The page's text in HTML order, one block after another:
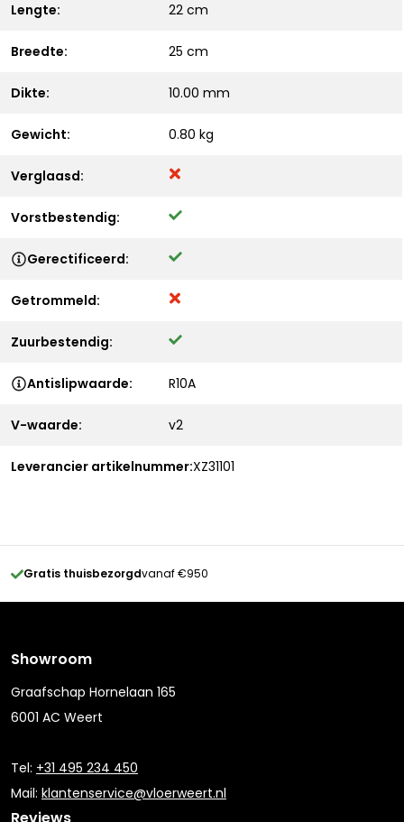
Lengte: 22 cm
Breedte: 25 cm
Dikte: 10.00 mm
Gewicht: 0.80 kg
Verglaasd:
Vorstbestendig:
Gerectificeerd:
Getrommeld:
Zuurbestendig:
Antislipwaarde: R10A
V-waarde: v2
Leverancier artikelnummer:XZ31101
Gratis thuisbezorgdvanaf €950
Showroom
Graafschap Hornelaan 165
6001 AC Weert
Tel: +31 495 234 450
Mail: klantenservice@vloerweert.nl